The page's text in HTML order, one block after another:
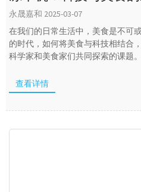
永晟嘉和 2025-03-07
在我们的日常生活中，美食是不可
的时代，如何将美食与科技相结合
科学家和美食家们共同探索的课题
查看详情